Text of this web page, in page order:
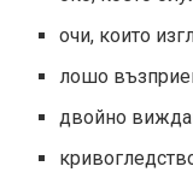
очи, които
лошо
двойно